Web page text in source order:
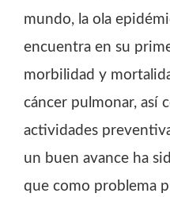
mundo, la ola
encuentra en su
morbilidad y
cáncer pulmonar, así
actividades
un buen avance ha
que como problema